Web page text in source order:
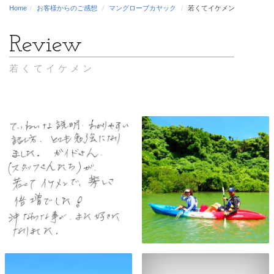
Home お客様からのご感想 マングローブカヤック 若くてイケメン
若くてイケメン